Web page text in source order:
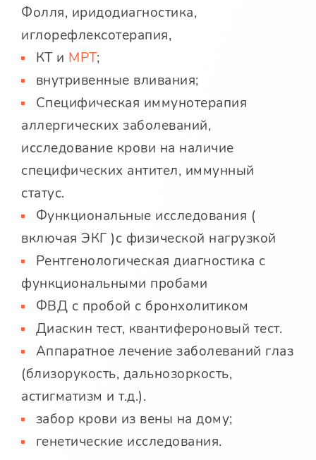
Фолля, иридодиагностика,
иглорефлексотерапия,
КТ и МРТ;
внутривенные вливания;
Специфическая иммунотерапия
аллергических заболеваний,
исследование крови на наличие
специфических антител, иммунный
статус.
Функциональные исследования (
включая ЭКГ )с физической нагрузкой
Рентгенологическая диагностика с
функциональными пробами
ФВД с пробой с бронхолитиком
Диаскин тест, квантифероновый тест.
Аппаратное лечение заболеваний глаз
(близорукость, дальнозоркость,
астигматизм и т.д.).
забор крови из вены на дому;
генетические исследования.